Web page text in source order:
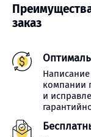
заказ
компании
и